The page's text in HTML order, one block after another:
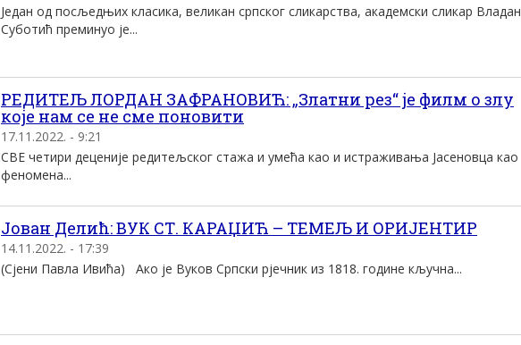
Један од посљедњих класика, великан српског сликарства, академски сликар Владан
Суботић преминуо је...
РЕДИТЕЉ ЛОРДАН ЗАФРАНОВИЋ: „Златни рез“ је филм о злу
које нам се не сме поновити
17.11.2022. - 9:21
СВЕ четири деценије редитељског стажа и умећа као и истраживања Јасеновца као
феномена...
Јован Делић: ВУК СТ. КАРАЏИЋ – ТЕМЕЉ И ОРИЈЕНТИР
14.11.2022. - 17:39
(Сјени Павла Ивића) Ако је Вуков Српски рјечник из 1818. године кључна...